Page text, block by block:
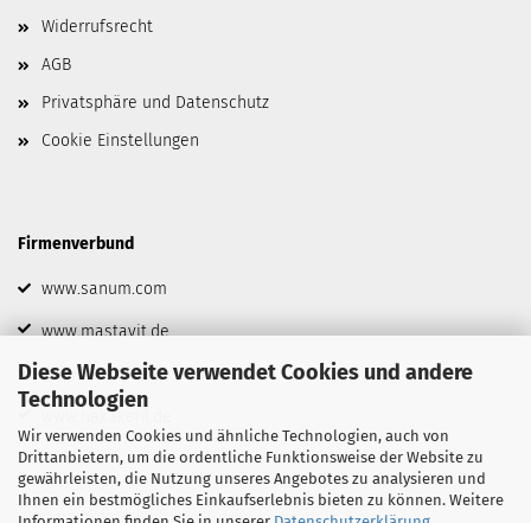
Diese Webseite verwendet Cookies und andere
Technologien
Wir verwenden Cookies und ähnliche Technologien, auch von
Drittanbietern, um die ordentliche Funktionsweise der Website zu
gewährleisten, die Nutzung unseres Angebotes zu analysieren und
Ihnen ein bestmögliches Einkaufserlebnis bieten zu können. Weitere
Widerrufsrecht
AGB
Privatsphäre und Datenschutz
Cookie Einstellungen
Firmenverbund
www.sanum.com
www.mastavit.de
www.biofrid.de
www.hakakehl.de